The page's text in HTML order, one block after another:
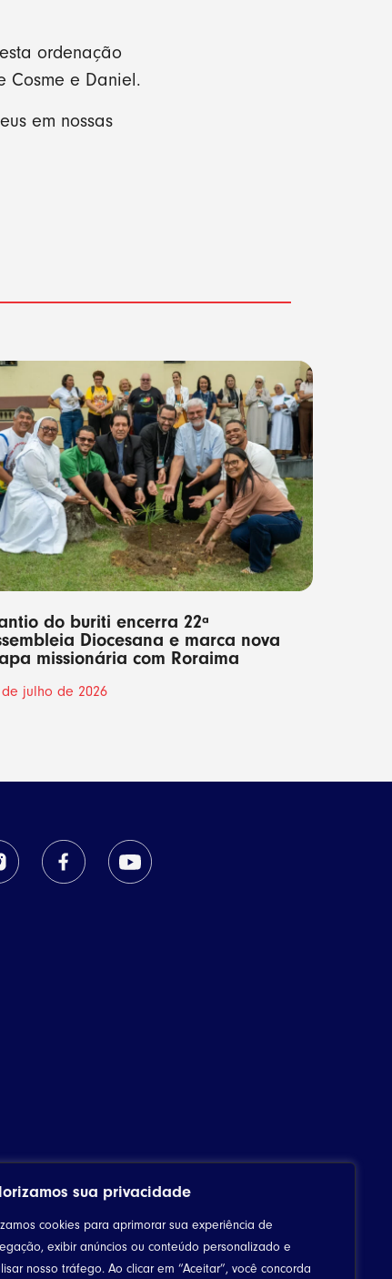
sua privacidade
cookies para aprimorar sua experiência de
exibir anúncios ou conteúdo personalizado e
nosso tráfego. Ao clicar em “Aceitar”, você concorda
ordenação
Cosme e Daniel.
em nossas
do buriti encerra 22ª
Diocesana e marca nova
missionária com Roraima
de julho de 2026